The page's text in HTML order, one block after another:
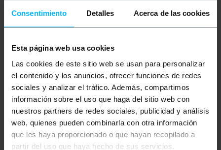
Consentimiento Detalles Acerca de las cookies
Esta página web usa cookies
Las cookies de este sitio web se usan para personalizar
el contenido y los anuncios, ofrecer funciones de redes
sociales y analizar el tráfico. Además, compartimos
información sobre el uso que haga del sitio web con
nuestros partners de redes sociales, publicidad y análisis
web, quienes pueden combinarla con otra información
que les haya proporcionado o que hayan recopilado a
partir del uso que haya hecho de sus servicios.
einfach, da es ausreicht, den Detektor an der Wand
Erfassungsbereich. Erkennungsgeschwindigkeit
von 0,6 bis 1,5 m / s. Ideal für die Installation am
Eingang von Unternehmen, Geschäften, Büros usw.
Es kann als Alarm zur Erkennung von Eindringlingen
fungieren. Es kann als automatische Türklingel
fungieren, wenn eine Person eintritt.
Spezifikationen
Anwesenheitswarnung und akustischer Alarm,
basierend auf einem Infrarot-